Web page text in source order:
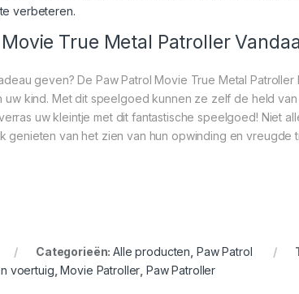
verbeteren.
True Metal Patroller
geven? De Paw Patrol Movie True Metal
kind. Met dit speelgoed kunnen ze zelf de held
uw kleintje met dit fantastische speelgoed! Niet
genieten van het zien van hun opwinding en vreugde
Categorieën:Alle producten Paw Patrol
voertuig ,Movie Patroller Paw Patroller